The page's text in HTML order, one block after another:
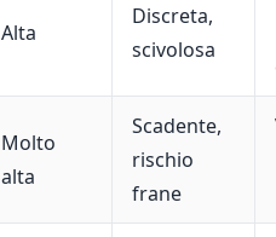
Alta
Discreta,
scivolosa
Molto
alta
Scadente,
rischio
frane